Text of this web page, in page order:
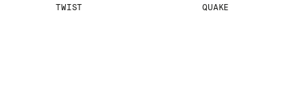
TWIST QUAKE